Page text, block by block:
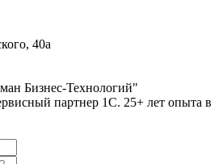
40а
Бизнес-Технологий"
партнер 1С. 25+ лет опыта в